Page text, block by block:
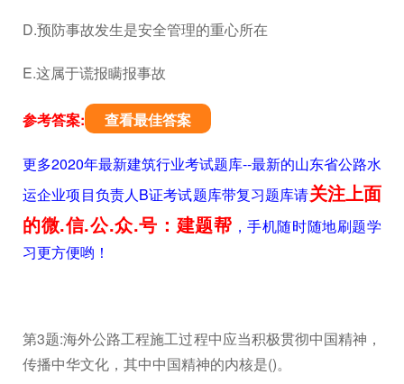
D.预防事故发生是安全管理的重心所在
E.这属于谎报瞒报事故
参考答案: 查看最佳答案
更多2020年最新建筑行业考试题库--最新的山东省公路水
运企业项目负责人B证考试题库带复习题库请关注上面
的微.信.公.众.号：建题帮 ，手机随时随地刷题学
习更方便哟！
第3题:海外公路工程施工过程中应当积极贯彻中国精神，
传播中华文化，其中中国精神的内核是()。